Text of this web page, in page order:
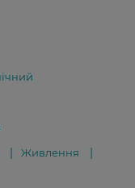
Живлення